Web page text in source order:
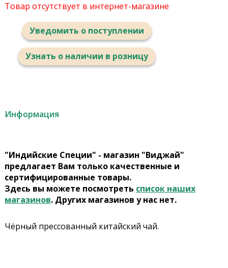
Товар отсутствует в интернет-магазине
Уведомить о поступлении
Узнать о наличии в розницу
Информация
"Индийские Специи" - магазин "Виджай"
предлагает Вам только качественные и
сертифицированные товары.
Здесь вы можете посмотреть список наших
магазинов. Других магазинов у нас нет.
Чёрный прессованный китайский чай.